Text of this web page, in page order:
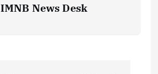
IMNB News Desk